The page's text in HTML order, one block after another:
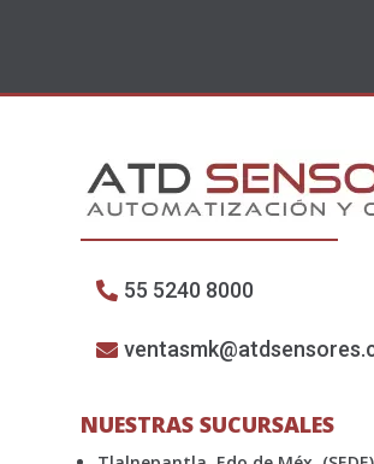
55 5240 8000
NUESTRAS SUCURSALES